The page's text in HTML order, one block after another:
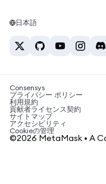
キャリア
お問い合わせ
Tetherの価格
BTC→INR
ETH→USDT
USDTの購入
SHIBの購入
BNBの購入
Solanaウォレット
税制関連ニュース
暗号資産の購入方法は？
ビットコインを売るには？
日本語
Consensys
プライバシー ポリシー
利用規約
貢献者ライセンス契約
サイトマップ
アクセシビリティ
Cookieの管理
©2026 MetaMask • A